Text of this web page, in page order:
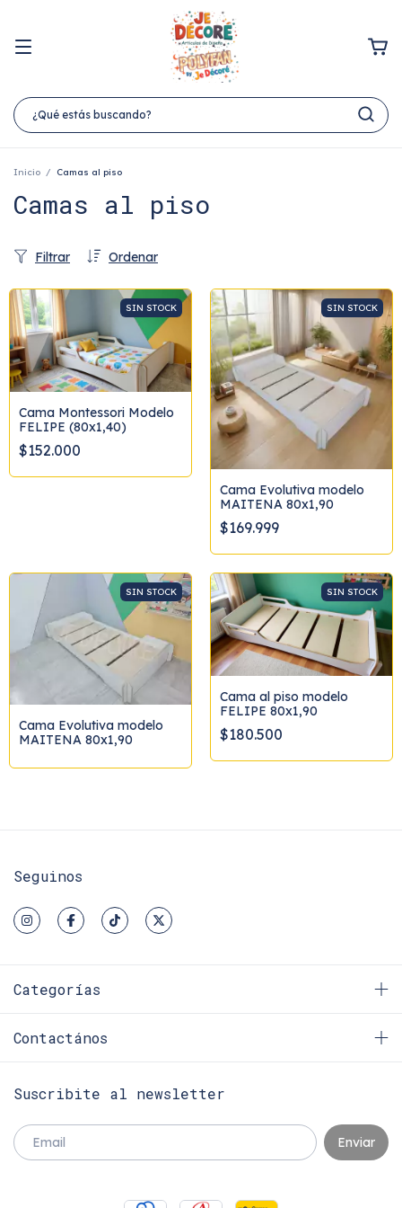
Inicio / Camas al piso
Camas al piso
Ordenar
Filtrar
SIN STOCK
Cama Montessori Modelo
FELIPE (80x1,40)
$152.000
SIN STOCK
Cama Evolutiva modelo
MAITENA 80x1,90
$169.999
SIN STOCK
Cama Evolutiva modelo
MAITENA 80x1,90
SIN STOCK
Cama al piso modelo
FELIPE 80x1,90
$180.500
Seguinos
Categorías
Contactános
Suscribite al newsletter